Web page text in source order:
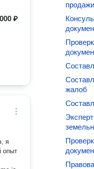
₽
я
опыт
продажи
жалоб